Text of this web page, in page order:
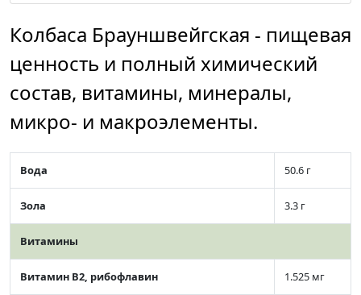
Колбаса Брауншвейгская - пищевая
ценность и полный химический
состав, витамины, минералы,
микро- и макроэлементы.
Вода 50.6 г
Зола 3.3 г
Витамины
Витамин В2, рибофлавин 1.525 мг